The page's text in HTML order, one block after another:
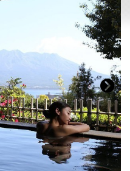
）
は
用頂き天文館までお越しくだ
います。
壽へお越し頂く事も可能で
お越しの際は、
リーお1人様1杯無料」